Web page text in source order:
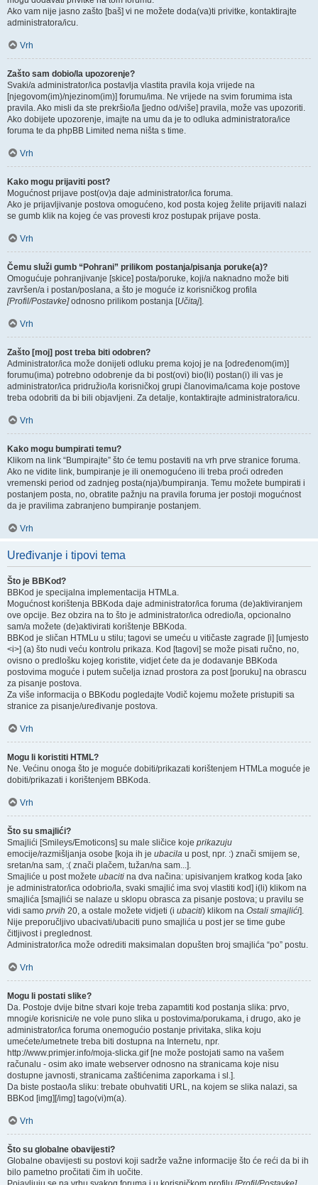
Ako vam nije jasno zašto [baš] vi ne možete doda(va)ti privitke, kontaktirajte
administratora/icu.
Vrh
Zašto sam dobio/la upozorenje?
Svaki/a administrator/ica postavlja vlastita pravila koja vrijede na
[njegovom(im)/njezinom(im)] forumu/ima. Ne vrijede na svim forumima ista
pravila. Ako misli da ste prekršio/la [jedno od/više] pravila, može vas upozoriti.
Ako dobijete upozorenje, imajte na umu da je to odluka administratora/ice
foruma te da phpBB Limited nema ništa s time.
Vrh
Kako mogu prijaviti post?
Mogućnost prijave post(ov)a daje administrator/ica foruma.
Ako je prijavljivanje postova omogućeno, kod posta kojeg želite prijaviti nalazi
se gumb klik na kojeg će vas provesti kroz postupak prijave posta.
Vrh
Čemu služi gumb “Pohrani” prilikom postanja/pisanja poruke(a)?
Omogućuje pohranjivanje [skice] posta/poruke, koji/a naknadno može biti
završen/a i postan/poslana, a što je moguće iz korisničkog profila
[Profil/Postavke]odnosno prilikom postanja [Učitaj].
Vrh
Zašto [moj] post treba biti odobren?
Administrator/ica može donijeti odluku prema kojoj je na [određenom(im)]
forumu(ima) potrebno odobrenje da bi post(ovi) bio(li) postan(i) ili vas je
administrator/ica pridružio/la korisničkoj grupi članovima/icama koje postove
treba odobriti da bi bili objavljeni. Za detalje, kontaktirajte administratora/icu.
Vrh
Kako mogu bumpirati temu?
Klikom na link “Bumpirajte” što će temu postaviti na vrh prve stranice foruma.
Ako ne vidite link, bumpiranje je ili onemogućeno ili treba proći određen
vremenski period od zadnjeg posta(nja)/bumpiranja. Temu možete bumpirati i
postanjem posta, no, obratite pažnju na pravila foruma jer postoji mogućnost
da je pravilima zabranjeno bumpiranje postanjem.
Vrh
Uređivanje i tipovi tema
Što je BBKod?
BBKod je specijalna implementacija HTMLa.
Mogućnost korištenja BBKoda daje administrator/ica foruma (de)aktiviranjem
ove opcije. Bez obzira na to što je administrator/ica odredio/la, opcionalno
sam/a možete (de)aktivirati korištenje BBKoda.
BBKod je sličan HTMLu u stilu; tagovi se umeću u vitičaste zagrade [i] [umjesto
<i>] (a) što nudi veću kontrolu prikaza. Kod [tagovi] se može pisati ručno, no,
ovisno o predlošku kojeg koristite, vidjet ćete da je dodavanje BBKoda
postovima moguće i putem sučelja iznad prostora za post [poruku] na obrascu
za pisanje postova.
Za više informacija o BBKodu pogledajte Vodič kojemu možete pristupiti sa
stranice za pisanje/uređivanje postova.
Vrh
Mogu li koristiti HTML?
Ne. Većinu onoga što je moguće dobiti/prikazati korištenjem HTMLa moguće je
dobiti/prikazati i korištenjem BBKoda.
Vrh
Što su smajlići?
Smajlići [Smileys/Emoticons] su male sličice koje prikazuju
emocije/razmišljanja osobe [koja ih je ubacila u post, npr. :) znači smijem se,
sretan/na sam, :( znači plačem, tužan/na sam...].
Smajliće u post možete ubaciti na dva načina: upisivanjem kratkog koda [ako
je administrator/ica odobrio/la, svaki smajlić ima svoj vlastiti kod] i(li) klikom na
smajlića [smajlići se nalaze u sklopu obrasca za pisanje postova; u pravilu se
vidi samo prvih 20, a ostale možete vidjeti (i ubaciti) klikom na Ostali smajlići].
Nije preporučljivo ubacivati/ubaciti puno smajlića u post jer se time gube
čitljivost i preglednost.
Administrator/ica može odrediti maksimalan dopušten broj smajlića “po” postu.
Vrh
Mogu li postati slike?
Da. Postoje dvije bitne stvari koje treba zapamtiti kod postanja slika: prvo,
mnogi/e korisnici/e ne vole puno slika u postovima/porukama, i drugo, ako je
administrator/ica foruma onemogućio postanje privitaka, slika koju
umećete/umetnete treba biti dostupna na Internetu, npr.
http://www.primjer.info/moja-slicka.gif [ne može postojati samo na vašem
računalu - osim ako imate webserver odnosno na stranicama koje nisu
dostupne javnosti, stranicama zaštićenima zaporkama i sl.].
Da biste postao/la sliku: trebate obuhvatiti URL, na kojem se slika nalazi, sa
BBKod [img][/img] tago(vi)m(a).
Vrh
Što su globalne obavijesti?
Globalne obavijesti su postovi koji sadrže važne informacije što će reći da bi ih
bilo pametno pročitati čim ih uočite.